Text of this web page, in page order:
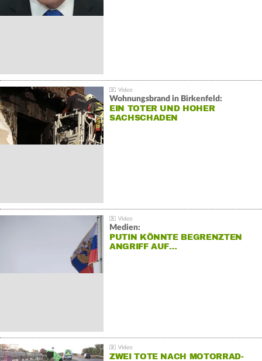
Wohnungsbrand in Birkenfeld:
EIN TOTER UND HOHER
SACHSCHADEN
Medien:
PUTIN KÖNNTE BEGRENZTEN
ANGRIFF AUF…
ZWEI TOTE NACH MOTORRAD-